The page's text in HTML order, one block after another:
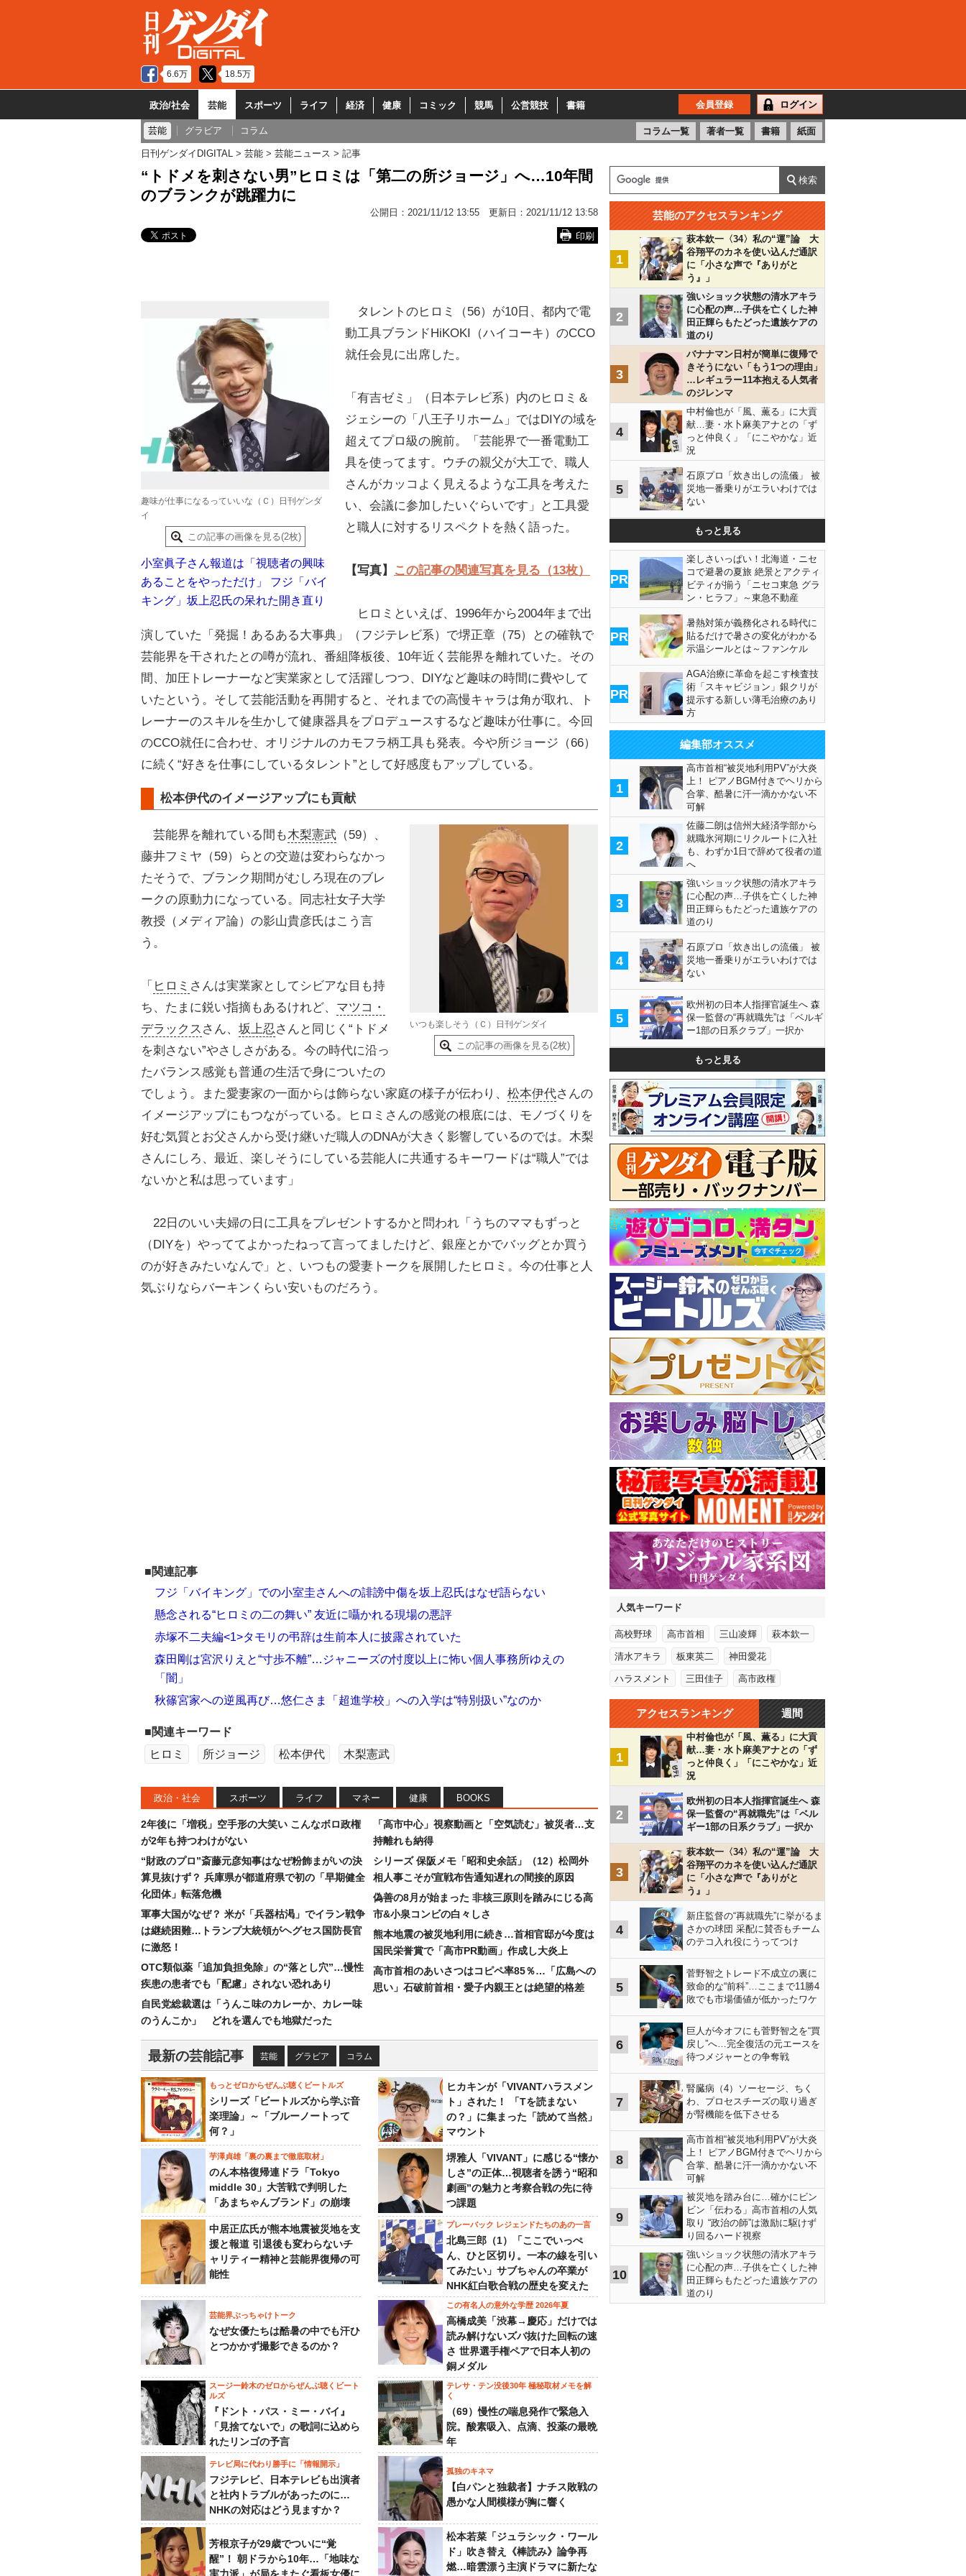
6.6万 18.5万
政治/社会 芸能 スポーツ ライフ 経済 健康 コミック 競馬 公営競技 書籍 会員登録 ログイン
芸能 グラビア コラム コラム一覧 著者一覧 書籍 紙面
日刊ゲンダイDIGITAL 芸能 芸能ニュース 記事
“トドメを刺さない男”ヒロミは「第二の所ジョージ」へ…10年間
のブランクが跳躍力に
公開日： 2021/11/12 13:55 更新日： 2021/11/12 13:58
印刷
趣味が仕事になるっていいな（Ｃ）日刊ゲンダ
イ
この記事の画像を見る(2枚)
小室眞子さん報道は「視聴者の興味
あることをやっただけ」 フジ「バイ
キング」坂上忍氏の呆れた開き直り
タレントのヒロミ（56）が10日、都内で電
動工具ブランドHiKOKI（ハイコーキ）のCCO
就任会見に出席した。
「有吉ゼミ」（日本テレビ系）内のヒロミ＆
ジェシーの「八王子リホーム」ではDIYの域を
超えてプロ級の腕前。「芸能界で一番電動工
具を使ってます。ウチの親父が大工で、職人
さんがカッコよく見えるような工具を考えた
い、会議に参加したいぐらいです」と工具愛
と職人に対するリスペクトを熱く語った。
【写真】 この記事の関連写真を見る（13枚）
ヒロミといえば、1996年から2004年まで出
演していた「発掘！あるある大事典」（フジテレビ系）で堺正章（75）との確執で
芸能界を干されたとの噂が流れ、番組降板後、10年近く芸能界を離れていた。その
間、加圧トレーナーなど実業家として活躍しつつ、DIYなど趣味の時間に費やして
いたという。そして芸能活動を再開すると、それまでの高慢キャラは角が取れ、ト
レーナーのスキルを生かして健康器具をプロデュースするなど趣味が仕事に。今回
のCCO就任に合わせ、オリジナルのカモフラ柄工具も発表。今や所ジョージ（66）
に続く“好きを仕事にしているタレント”として好感度もアップしている。
松本伊代のイメージアップにも貢献
いつも楽しそう（Ｃ）日刊ゲンダイ
この記事の画像を見る(2枚)
芸能界を離れている間も木梨憲武 （59）、
藤井フミヤ（59）らとの交遊は変わらなかっ
たそうで、ブランク期間がむしろ現在のブレ
ークの原動力になっている。同志社女子大学
教授（メディア論）の影山貴彦氏はこう言
う。
「 ヒロミ さんは実業家としてシビアな目も持
ち、たまに鋭い指摘もあるけれど、 マツコ・
デラックス さん、 坂上忍さんと同じく“トドメ
を刺さない”やさしさがある。今の時代に沿っ
たバランス感覚も普通の生活で身についたの
でしょう。また愛妻家の一面からは飾らない家庭の様子が伝わり、 松本伊代さんの
イメージアップにもつながっている。ヒロミさんの感覚の根底には、モノづくりを
好む気質とお父さんから受け継いだ職人のDNAが大きく影響しているのでは。木梨
さんにしろ、最近、楽しそうにしている芸能人に共通するキーワードは“職人”では
ないかと私は思っています」
22日のいい夫婦の日に工具をプレゼントするかと問われ「うちのママもずっと
（DIYを）やっててよかったねって言ってましたけど、銀座とかでバッグとか買う
のが好きみたいなんで」と、いつもの愛妻トークを展開したヒロミ。今の仕事と人
気ぶりならバーキンくらい安いものだろう。
■関連記事
フジ「バイキング」での小室圭さんへの誹謗中傷を坂上忍氏はなぜ語らない
懸念される“ヒロミの二の舞い” 友近に囁かれる現場の悪評
赤塚不二夫編<1>タモリの弔辞は生前本人に披露されていた
森田剛は宮沢りえと“寸歩不離”…ジャニーズの忖度以上に怖い個人事務所ゆえの
「闇」
秋篠宮家への逆風再び…悠仁さま「超進学校」への入学は“特別扱い”なのか
■関連キーワード
ヒロミ
所ジョージ 松本伊代 木梨憲武
政治・社会 スポーツ ライフ マネー 健康 BOOKS
2年後に「増税」空手形の大笑い こんなボロ政権
が2年も持つわけがない
“財政のプロ”斎藤元彦知事はなぜ粉飾まがいの決
算見抜けず？ 兵庫県が都道府県で初の「早期健全
化団体」転落危機
軍事大国がなぜ？ 米が「兵器枯渇」でイラン戦争
は継続困難…トランプ大統領がヘグセス国防長官
に激怒！
OTC類似薬「追加負担免除」の“落とし穴”…慢性
疾患の患者でも「配慮」されない恐れあり
自民党総裁選は「うんこ味のカレーか、カレー味
のうんこか」 どれを選んでも地獄だった
「高市中心」視察動画と「空気読む」被災者…支
持離れも納得
シリーズ 保阪メモ「昭和史余話」（12）松岡外
相人事こそが宣戦布告通知遅れの間接的原因
偽善の8月が始まった 非核三原則を踏みにじる高
市&小泉コンビの白々しさ
熊本地震の被災地利用に続き…首相官邸が今度は
国民栄誉賞で「高市PR動画」作成し大炎上
高市首相のあいさつはコピペ率85％…「広島への
思い」石破前首相・愛子内親王とは絶望的格差
最新の芸能記事 芸能 グラビア コラム
もっとゼロからぜんぶ聴くビートルズ
シリーズ「ビートルズから学ぶ音
楽理論」～「ブルーノートって
何？」
ヒカキンが「VIVANTハラスメン
ト」された！ 「Tを読まない
の？」に集まった「読めて当然」
マウント
芋澤貞雄「裏の裏まで徹底取材」
のん本格復帰連ドラ「Tokyo
middle 30」大苦戦で判明した
「あまちゃんブランド」の崩壊
堺雅人「VIVANT」に感じる“懐か
しさ”の正体…視聴者を誘う“昭和
劇画”の魅力と考察合戦の先に待
つ課題
中居正広氏が熊本地震被災地を支
援と報道 引退後も変わらないチ
ャリティー精神と芸能界復帰の可
能性
プレーバック レジェンドたちのあの一言
北島三郎（1）「ここでいっぺ
ん、ひと区切り。一本の線を引い
てみたい」サブちゃんの卒業が
NHK紅白歌合戦の歴史を変えた
芸能界ぶっちゃけトーク
なぜ女優たちは酷暑の中でも汗ひ
とつかかず撮影できるのか？
この有名人の意外な学歴 2026年夏
高橋成美「渋幕→慶応」だけでは
読み解けないズバ抜けた回転の速
さ 世界選手権ペアで日本人初の
銅メダル
スージー鈴木のゼロからぜんぶ聴くビート
ルズ
『ドント・パス・ミー・バイ』
「見捨てないで」の歌詞に込めら
れたリンゴの予言
テレサ・テン没後30年 極秘取材メモを解
く
（69）慢性の喘息発作で緊急入
院。酸素吸入、点滴、投薬の最晩
年
テレビ局に代わり勝手に「情報開示」
フジテレビ、日本テレビも出演者
と社内トラブルがあったのに…
NHKの対応はどう見ますか？
孤独のキネマ
【白パンと独裁者】ナチス敗戦の
愚かな人間模様が胸に響く
芳根京子が29歳でついに“覚
醒”！ 朝ドラから10年…「地味な
松本若菜「ジュラシック・ワール
ド」吹き替え《棒読み》論争再
燃…暗雲漂う主演ドラマに新たな
芸能のアクセスランキング
1
萩本欽一〈34〉私の“運”論 大
谷翔平のカネを使い込んだ通訳
に「小さな声で『ありがと
う』」
2
強いショック状態の清水アキラ
に心配の声…子供を亡くした神
田正輝らもたどった遺族ケアの
道のり
3
バナナマン日村が簡単に復帰で
きそうにない「もう1つの理由」
…レギュラー11本抱える人気者
のジレンマ
4
中村倫也が「風、薫る」に大貢
献…妻・水卜麻美アナとの「ず
っと仲良く」「にこやかな」近
況
5
石原プロ「炊き出しの流儀」 被
災地一番乗りがエラいわけでは
ない
もっと見る
PR
楽しさいっぱい！北海道・ニセ
コで避暑の夏旅 絶景とアクティ
ビティが揃う「ニセコ東急 グラ
ン・ヒラフ」～東急不動産
PR
暑熱対策が義務化される時代に
貼るだけで暑さの変化がわかる
示温シールとは～ファンケル
PR
AGA治療に革命を起こす検査技
術「スキャビジョン」銀クリが
提示する新しい薄毛治療のあり
方
編集部オススメ
1
高市首相“被災地利用PV”が大炎
上！ ピアノBGM付きでヘリから
合掌、酷暑に汗一滴かかない不
可解
2
佐藤二朗は信州大経済学部から
就職氷河期にリクルートに入社
も、わずか1日で辞めて役者の道
へ
3
強いショック状態の清水アキラ
に心配の声…子供を亡くした神
田正輝らもたどった遺族ケアの
道のり
4
石原プロ「炊き出しの流儀」 被
災地一番乗りがエラいわけでは
ない
5
欧州初の日本人指揮官誕生へ 森
保一監督の“再就職先”は「ベルギ
ー1部の日系クラブ」一択か
もっと見る
人気キーワード
高校野球 高市首相 三山凌輝 萩本欽一
清水アキラ 板東英二 神田愛花
ハラスメント 三田佳子 高市政権
アクセスランキング 週間
1
中村倫也が「風、薫る」に大貢
献…妻・水卜麻美アナとの「ず
っと仲良く」「にこやかな」近
況
2
欧州初の日本人指揮官誕生へ 森
保一監督の“再就職先”は「ベル
ギー1部の日系クラブ」一択か
3
萩本欽一〈34〉私の“運”論 大
谷翔平のカネを使い込んだ通訳
に「小さな声で『ありがと
う』」
4
新庄監督の“再就職先”に挙がるま
さかの球団 采配に賛否もチーム
のテコ入れ役にうってつけ
5
菅野智之トレード不成立の裏に
致命的な“前科”…ここまで11勝4
敗でも市場価値が低かったワケ
6
巨人が今オフにも菅野智之を“買
戻し”へ…完全復活の元エースを
待つメジャーとの争奪戦
7
腎臓病（4）ソーセージ、ちく
わ、プロセスチーズの取り過ぎ
が腎機能を低下させる
8
高市首相“被災地利用PV”が大炎
上！ ピアノBGM付きでヘリから
合掌、酷暑に汗一滴かかない不
可解
9
被災地を踏み台に…確かにビン
ビン「伝わる」高市首相の人気
取り “政治の師”は激励に駆けず
り回るハード視察
10
強いショック状態の清水アキラ
に心配の声…子供を亡くした神
田正輝らもたどった遺族ケアの
道のり